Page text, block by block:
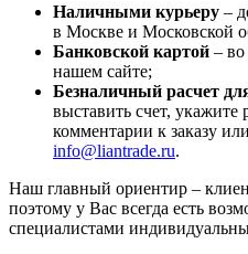
Наличными курьеру –
в Москве и Московской
Банковской картой – во
нашем сайте;
Безналичный расчет
выставить счет,
комментарии к заказу
info@liantrade.ru.
Наш главный ориентир –
поэтому у Вас всегда есть
специалистами